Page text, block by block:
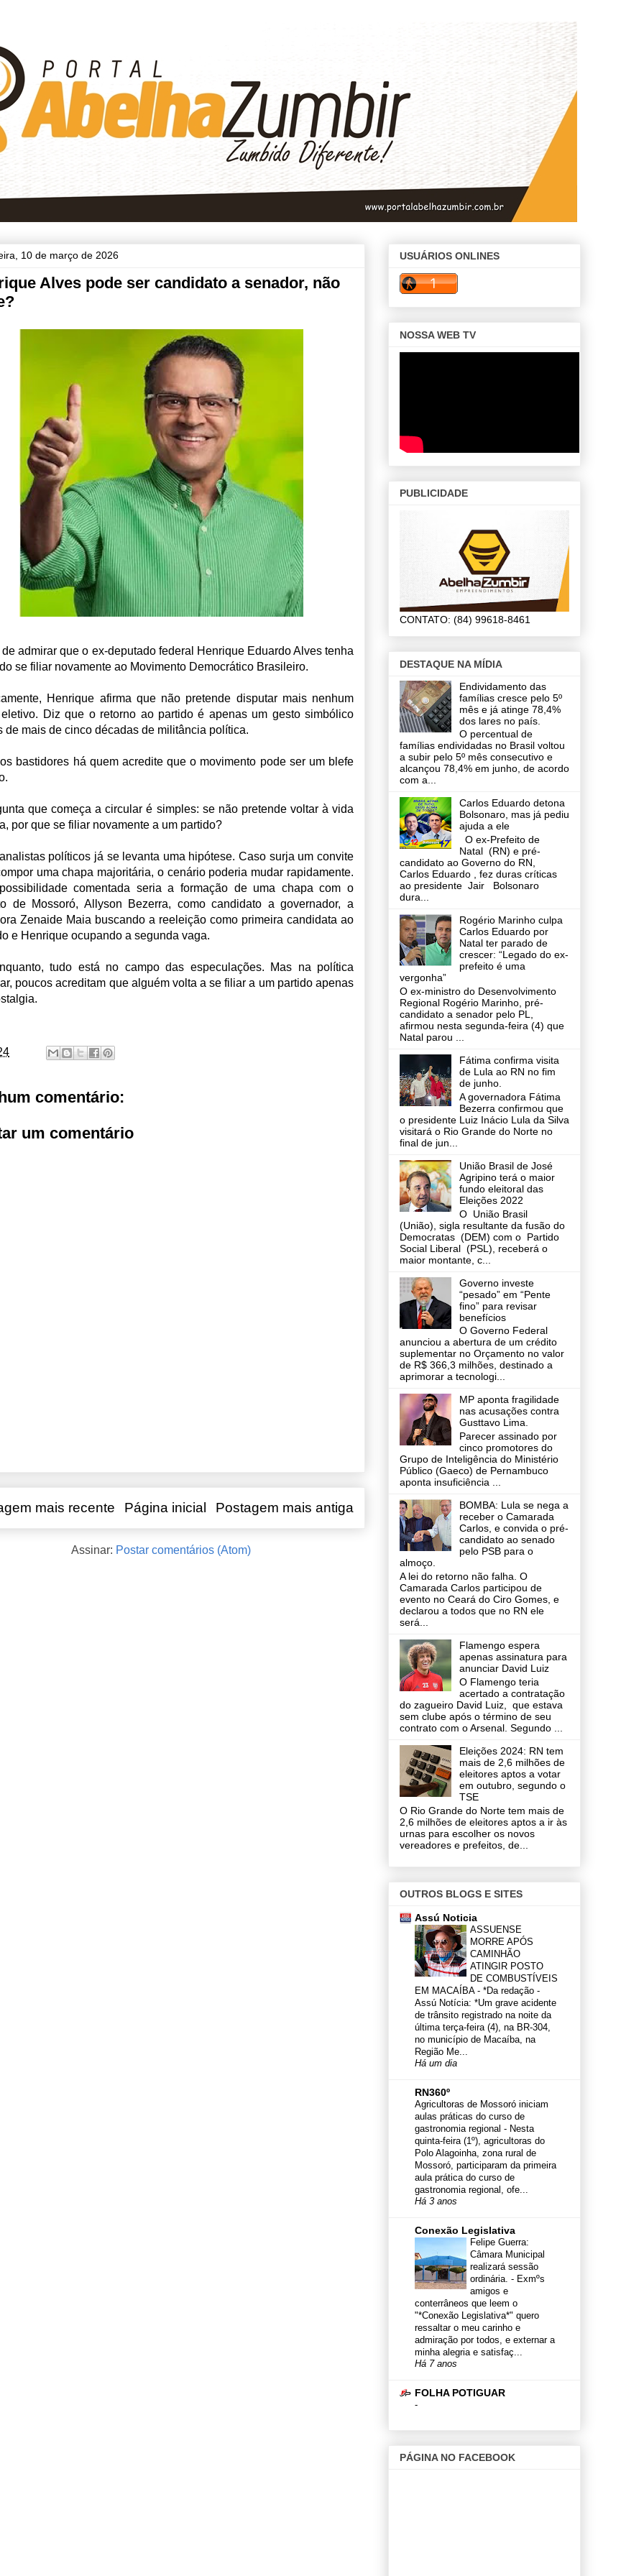
10 de março de 2026
Alves pode ser candidato a senador, não
admirar que o ex-deputado federal Henrique Eduardo Alves tenha
se filiar novamente ao Movimento Democrático Brasileiro.
Henrique afirma que não pretende disputar mais nenhum
Diz que o retorno ao partido é apenas um gesto simbólico
de mais de cinco décadas de militância política.
bastidores há quem acredite que o movimento pode ser um blefe
que começa a circular é simples: se não pretende voltar à vida
por que se filiar novamente a um partido?
políticos já se levanta uma hipótese. Caso surja um convite
uma chapa majoritária, o cenário poderia mudar rapidamente.
comentada seria a formação de uma chapa com o
de Mossoró, Allyson Bezerra, como candidato a governador, a
Zenaide Maia buscando a reeleição como primeira candidata ao
e Henrique ocupando a segunda vaga.
tudo está no campo das especulações. Mas na política
poucos acreditam que alguém volta a se filiar a um partido apenas
comentário:
um comentário
mais recente Postagem mais antiga
Página inicial
Assinar: Postar comentários (Atom)
USUÁRIOS ONLINES
NOSSA WEB TV
PUBLICIDADE
CONTATO: (84) 99618-8461
DESTAQUE NA MÍDIA
Endividamento das
famílias cresce pelo 5º
mês e já atinge 78,4%
dos lares no país.
O percentual de
famílias endividadas no Brasil voltou
a subir pelo 5º mês consecutivo e
alcançou 78,4% em junho, de acordo
com a...
Carlos Eduardo detona
Bolsonaro, mas já pediu
ajuda a ele
O ex-Prefeito de
Natal (RN) e pré-
candidato ao Governo do RN,
Carlos Eduardo , fez duras críticas
ao presidente Jair Bolsonaro
dura...
Rogério Marinho culpa
Carlos Eduardo por
Natal ter parado de
crescer: “Legado do ex-
prefeito é uma
vergonha”
O ex-ministro do Desenvolvimento
Regional Rogério Marinho, pré-
candidato a senador pelo PL,
afirmou nesta segunda-feira (4) que
Natal parou ...
Fátima confirma visita
de Lula ao RN no fim
de junho.
A governadora Fátima
Bezerra confirmou que
o presidente Luiz Inácio Lula da Silva
visitará o Rio Grande do Norte no
final de jun...
União Brasil de José
Agripino terá o maior
fundo eleitoral das
Eleições 2022
O União Brasil
(União), sigla resultante da fusão do
Democratas (DEM) com o Partido
Social Liberal (PSL), receberá o
maior montante, c...
Governo investe
“pesado” em “Pente
fino” para revisar
benefícios
O Governo Federal
anunciou a abertura de um crédito
suplementar no Orçamento no valor
de R$ 366,3 milhões, destinado a
aprimorar a tecnologi...
MP aponta fragilidade
nas acusações contra
Gusttavo Lima.
Parecer assinado por
cinco promotores do
Grupo de Inteligência do Ministério
Público (Gaeco) de Pernambuco
aponta insuficiência ...
BOMBA: Lula se nega a
receber o Camarada
Carlos, e convida o pré-
candidato ao senado
pelo PSB para o
almoço.
A lei do retorno não falha. O
Camarada Carlos participou de
evento no Ceará do Ciro Gomes, e
declarou a todos que no RN ele
será...
Flamengo espera
apenas assinatura para
anunciar David Luiz
O Flamengo teria
acertado a contratação
do zagueiro David Luiz, que estava
sem clube após o término de seu
contrato com o Arsenal. Segundo ...
Eleições 2024: RN tem
mais de 2,6 milhões de
eleitores aptos a votar
em outubro, segundo o
TSE
O Rio Grande do Norte tem mais de
2,6 milhões de eleitores aptos a ir às
urnas para escolher os novos
vereadores e prefeitos, de...
OUTROS BLOGS E SITES
Assú Noticia
ASSUENSE
MORRE APÓS
CAMINHÃO
ATINGIR POSTO
DE COMBUSTÍVEIS
EM MACAÍBA - *Da redação -
Assú Notícia: *Um grave acidente
de trânsito registrado na noite da
última terça-feira (4), na BR-304,
no município de Macaíba, na
Região Me...
Há um dia
RN360º
Agricultoras de Mossoró iniciam
aulas práticas do curso de
gastronomia regional - Nesta
quinta-feira (1º), agricultoras do
Polo Alagoinha, zona rural de
Mossoró, participaram da primeira
aula prática do curso de
gastronomia regional, ofe...
Há 3 anos
Conexão Legislativa
Felipe Guerra:
Câmara Municipal
realizará sessão
ordinária. - Exmºs
amigos e
conterrâneos que leem o
"*Conexão Legislativa*" quero
ressaltar o meu carinho e
admiração por todos, e externar a
minha alegria e satisfaç...
Há 7 anos
FOLHA POTIGUAR
-
PÁGINA NO FACEBOOK